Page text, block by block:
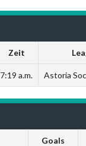
Zeit
7:19 a.m. Astoria
Goals